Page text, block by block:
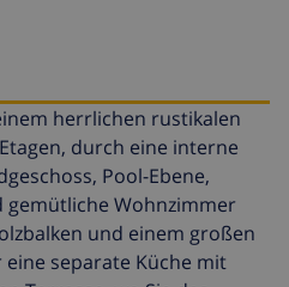
herrlichen rustikalen
durch eine interne
Pool-Ebene,
Wohnzimmer
und einem großen
separate Küche mit